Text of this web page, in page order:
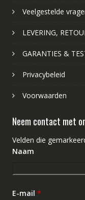
Veelgestelde
LEVERING,
GARANTIES &
Privacybeleid
Voorwaarden
Neem contact met
Velden die
Naam
E-mail *